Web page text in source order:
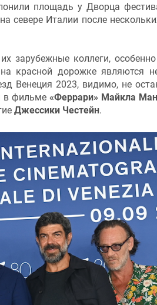
площадь у Дворца
севере Италии после
зарубежные коллеги,
красной дорожке являются
Венеция 2023, видимо, не
в фильме«Феррари» Майкла
Джессики Честейн.